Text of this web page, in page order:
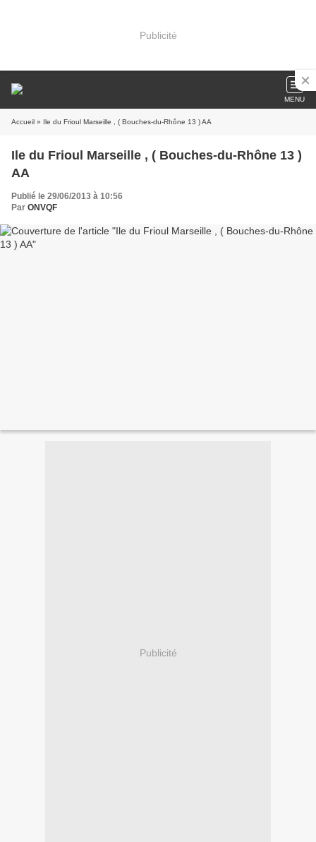
Publicité
MENU
Accueil » Ile du Frioul Marseille , ( Bouches-du-Rhône 13 ) AA
Ile du Frioul Marseille , ( Bouches-du-Rhône 13 )
AA
Publié le 29/06/2013 à 10:56
Par ONVQF
Publicité